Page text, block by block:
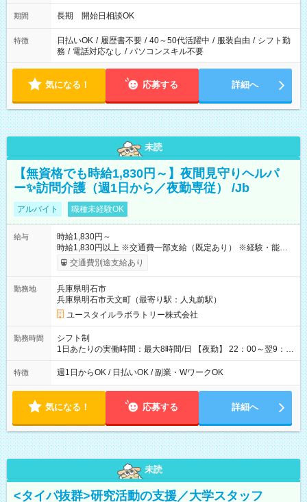
期間 長期 開始日相談OK
特徴 日払いOK / 履歴書不要 / 40～50代活躍中 / 服装自由 / シフト勤
務 / 電話対応なし / パソコンスキル不要
気になる！ 応募する 詳細へ
未読
【無資格でも時給1,830円～】夜間見守りヘルパ
ー✨訪問介護（週1日から／夜勤専従） /Jb
アルバイト 職種未経験OK
給与
時給1,830円～
時給1,830円以上 ※交通費一部支給（既定あり） ※経験・能力を
考慮して決定します 【収入例】 週1回勤務の場合：1,830円×8時
間×4回=5万8,560円 週3回勤務の場合：1,830円×8時間×12回
月 ※ 雇用形態と給与に、本採用時と異なる部分があります。 雇
用形態：本採用時と同じです。 給与：時給 1,550円以上
交通費別途支給あり
勤務地
兵庫県明石市
兵庫県明石市天文町（最寄り駅：人丸前駅）
ユースタイルラボラトリー株式会社
勤務時間
シフト制
1日あたりの実働時間：最大8時間/日 【夜勤】 22：00～翌9：
00 ※週1日～OK ／ 夜勤専従 ＊＊ 勤務時間例 ＊＊ ■22時か
ら翌7時 ■23時から翌8時 ■24時から翌9時 など ※上記の時間
ます。 ※曜日固定（毎週同じ曜日での勤務となります）
特徴 週1日からOK / 日払いOK / 副業・WワークOK
気になる！ 応募する 詳細へ
未読
<タイパ抜群>研究活動の支援／大学スタッフ